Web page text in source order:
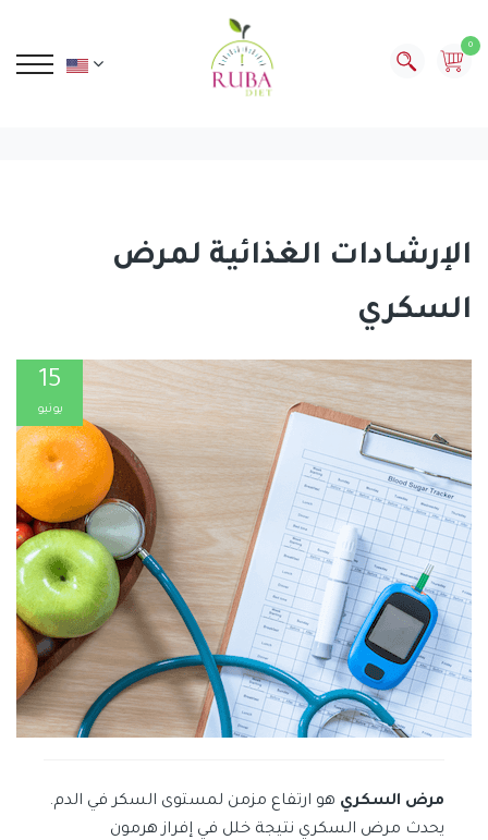
0
الإرشادات الغذائية لمرض
السكري
15
يونيو
مرض السكري هو ارتفاع مزمن لمستوى السكر في الدم.
يحدث مرض السكري نتيجة خلل في إفراز هرمون